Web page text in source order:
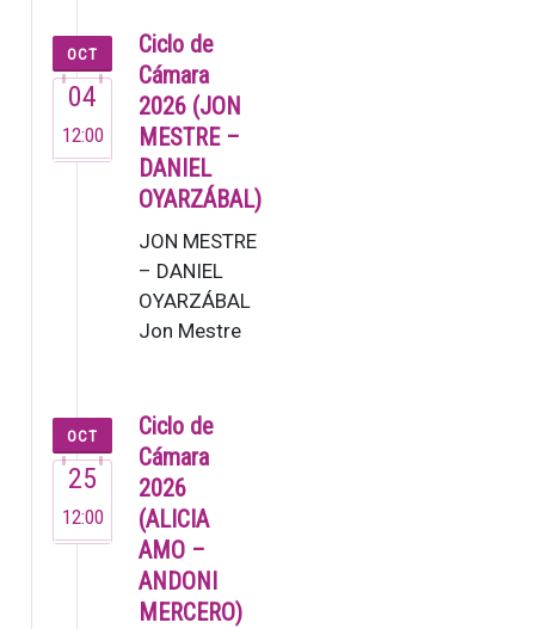
Lucas Macías,
zuzendar…
OCT
04
12:00
Ciclo de
Cámara
2026 (JON
MESTRE –
DANIEL
OYARZÁBAL)
JON MESTRE
– DANIEL
OYARZÁBAL
Jon Mestre
pianista ya
dejó muestra
de su talento
en su brev…
OCT
25
12:00
Ciclo de
Cámara
2026
(ALICIA
AMO –
ANDONI
MERCERO)